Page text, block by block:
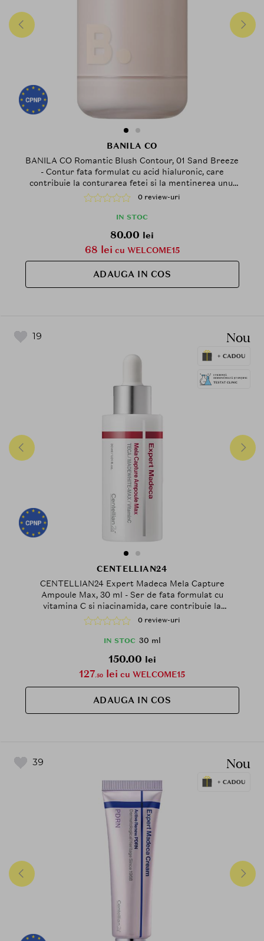
BANILA CO
BANILA CO Romantic Blush Contour, 01 Sand Breeze
- Contur fata formulat cu acid hialuronic, care
contribuie la conturarea fetei si la mentinerea unui
aspect neted si confortabil al pielii
0 review-uri
IN STOC
80.00 lei
68 lei cu WELCOME15
ADAUGA IN COS
19 Nou
CENTELLIAN24
CENTELLIAN24 Expert Madeca Mela Capture
Ampoule Max, 30 ml - Ser de fata formulat cu
vitamina C si niacinamida, care contribuie la
corectarea nuantei neuniforme a pielii si la
reducerea petelor pigmentare
0 review-uri
IN STOC 30 ml
150.00 lei
127.50 lei cu WELCOME15
ADAUGA IN COS
39 Nou